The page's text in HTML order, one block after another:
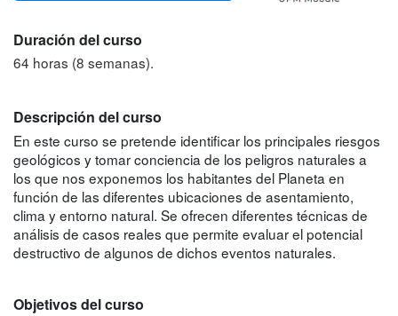
Duración del curso
64 horas (8 semanas).
Descripción del curso
En este curso se pretende identificar los principales riesgos
geológicos y tomar conciencia de los peligros naturales a
los que nos exponemos los habitantes del Planeta en
función de las diferentes ubicaciones de asentamiento,
clima y entorno natural. Se ofrecen diferentes técnicas de
análisis de casos reales que permite evaluar el potencial
destructivo de algunos de dichos eventos naturales.
Objetivos del curso